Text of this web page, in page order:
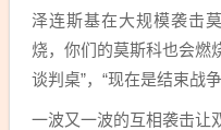
泽连斯基在大规模袭击
烧，你们的莫斯科也会燃
谈判桌”，“现在是结束战争
一波又一波的互相袭击让